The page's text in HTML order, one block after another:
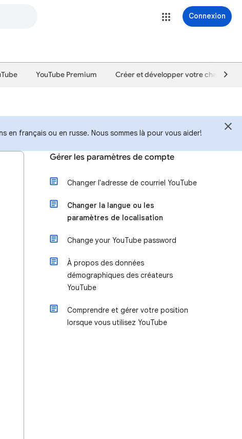
Connexion
YouTube Premium Créer et développer votre chaîne
en français ou en russe. Nous sommes là pour vous aider!
Gérer les paramètres de compte
Changer l'adresse de courriel YouTube
Changer la langue ou les
paramètres de localisation
Change your YouTube password
À propos des données
démographiques des créateurs
YouTube
Comprendre et gérer votre position
lorsque vous utilisez YouTube